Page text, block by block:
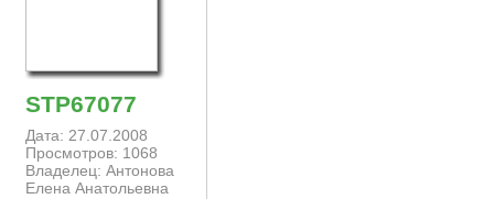
STP67077
Дата: 27.07.2008
Просмотров: 1068
Владелец: Антонова
Елена Анатольевна